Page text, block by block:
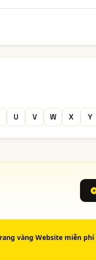
U V W X Y
vàng·Website miễn phí·